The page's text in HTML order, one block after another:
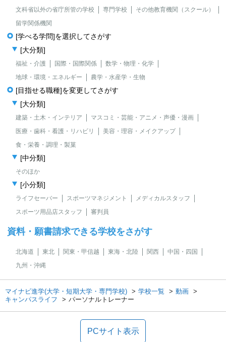
文科省以外の省庁所管の学校
専門学校
その他教育機関（スクール）
留学関係機関
[学べる学問]を選択してさがす
[大分類]
福祉・介護 国際・国際関係
数学・物理・化学
地球・環境・エネルギー
農学・水産学・生物
[目指せる職種]を変更してさがす
[大分類]
建築・土木・インテリア
マスコミ・芸能・アニメ・声優・漫画
医療・歯科・看護・リハビリ
美容・理容・メイクアップ
食・栄養・調理・製菓
[中分類]
そのほか
[小分類]
ライフセーバー スポーツマネジメント
メディカルスタッフ
スポーツ用品店スタッフ
審判員
資料・願書請求できる学校をさがす
北海道 東北 関東・甲信越 東海・北陸 関西
中国・四国
九州・沖縄
マイナビ進学(大学・短期大学・専門学校) 学校一覧
動画
キャンパスライフ
パーソナルトレーナー
PCサイト表示